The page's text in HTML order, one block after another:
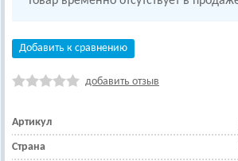
Добавить к сравнению
добавить отзыв
Артикул
Страна